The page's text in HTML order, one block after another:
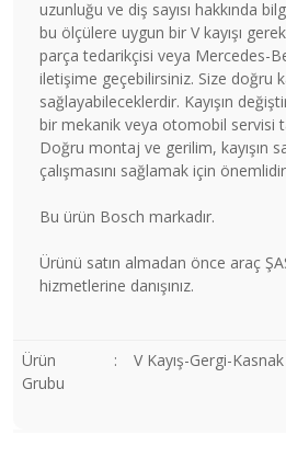
uzunluğu ve diş sayısı hakkında
bu ölçülere uygun bir V kayışı
parça tedarikçisi veya Mercedes-
iletişime geçebilirsiniz. Size doğru
sağlayabileceklerdir. Kayışın
bir mekanik veya otomobil servisi
Doğru montaj ve gerilim, kayışın
çalışmasını sağlamak için
Bu ürün Bosch markadır.
Ürünü satın almadan önce araç
hizmetlerine danışınız.
Ürün
Grubu
: V Kayış-Gergi-Kasnak